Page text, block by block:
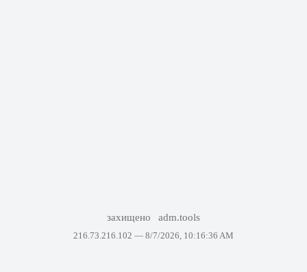
захищено adm.tools
216.73.216.102 — 8/7/2026, 10:16:36 AM